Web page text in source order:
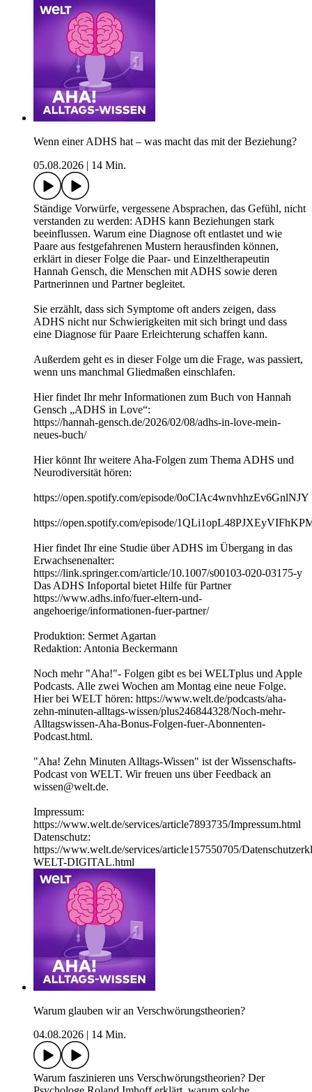
Wenn einer ADHS hat – was macht das mit der Beziehung?
05.08.2026
14 Min.
Ständige Vorwürfe, vergessene Absprachen, das Gefühl, nicht
verstanden zu werden: ADHS kann Beziehungen stark
beeinflussen. Warum eine Diagnose oft entlastet und wie
Paare aus festgefahrenen Mustern herausfinden können,
erklärt in dieser Folge die Paar- und Einzeltherapeutin
Hannah Gensch, die Menschen mit ADHS sowie deren
Partnerinnen und Partner begleitet.
Sie erzählt, dass sich Symptome oft anders zeigen, dass
ADHS nicht nur Schwierigkeiten mit sich bringt und dass
eine Diagnose für Paare Erleichterung schaffen kann.
Außerdem geht es in dieser Folge um die Frage, was passiert,
wenn uns manchmal Gliedmaßen einschlafen.
Hier findet Ihr mehr Informationen zum Buch von Hannah
Gensch „ADHS in Love“:
https://hannah-gensch.de/2026/02/08/adhs-in-love-mein-
neues-buch/
Hier könnt Ihr weitere Aha-Folgen zum Thema ADHS und
Neurodiversität hören:
https://open.spotify.com/episode/0oCIAc4wnvhhzEv6GnlNJY
https://open.spotify.com/episode/
Hier findet Ihr eine Studie über ADHS im Übergang in das
Erwachsenenalter:
https://link.springer.com/article/10.1007/s00103-020-03175-y
Das ADHS Infoportal bietet Hilfe für Partner
https://www.adhs.info/fuer-eltern-und-
angehoerige/informationen-fuer-partner/
Produktion: Sermet Agartan
Redaktion: Antonia Beckermann
Noch mehr "Aha!"- Folgen gibt es bei WELTplus und Apple
Podcasts. Alle zwei Wochen am Montag eine neue Folge.
Hier bei WELT hören: https://www.welt.de/podcasts/aha-
zehn-minuten-alltags-wissen/plus246844328/Noch-mehr-
Alltagswissen-Aha-Bonus-Folgen-fuer-Abonnenten-
Podcast.html.
"Aha! Zehn Minuten Alltags-Wissen" ist der Wissenschafts-
Podcast von WELT. Wir freuen uns über Feedback an
wissen@welt.de.
Impressum:
https://www.welt.de/services/article7893735/Impressum.html
Datenschutz:
https://www.welt.de/services/article157550705/
WELT-DIGITAL.html
Warum glauben wir an Verschwörungstheorien?
04.08.2026
14 Min.
Warum faszinieren uns Verschwörungstheorien? Der